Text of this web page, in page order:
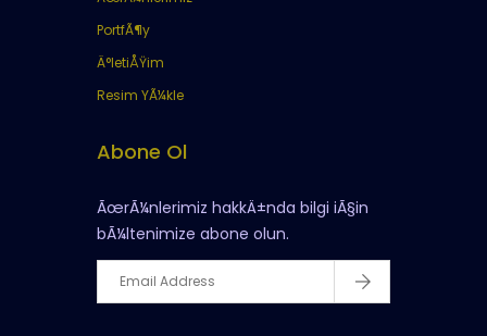
PortfÃ¶y
Ä°letiÅŸim
Resim YÃ¼kle
Abone Ol
ÃœrÃ¼nlerimiz hakkÄ±nda bilgi iÃ§in
bÃ¼ltenimize abone olun.